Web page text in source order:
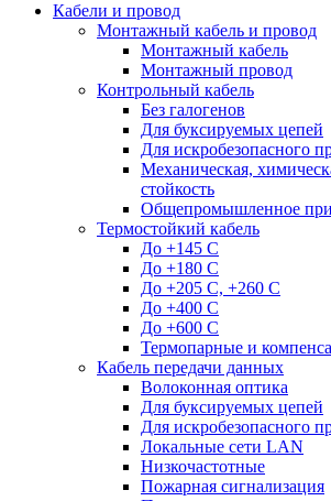
Кабели и провод
Монтажный кабель и провод
Монтажный кабель
Монтажный провод
Контрольный кабель
Без галогенов
Для буксируемых цепей
Для искробезопасного
Механическая,
стойкость
Общепромышленное
Термостойкий кабель
До +145 С
До +180 C
До +205 С, +260 С
До +400 C
До +600 С
Термопарные и
Кабель передачи данных
Волоконная оптика
Для буксируемых цепей
Для искробезопасного
Локальные сети LAN
Низкочастотные
Пожарная сигнализация